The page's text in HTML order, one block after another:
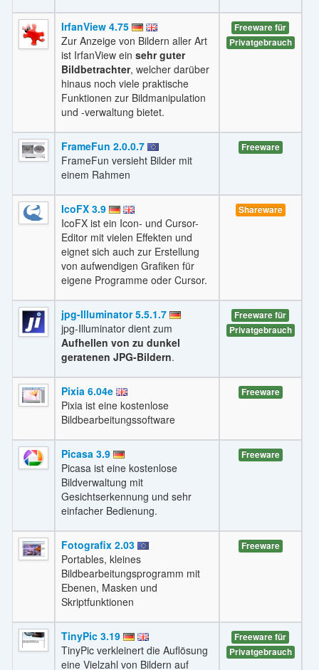
IrfanView 4.75
Zur Anzeige von Bildern aller Art
ist IrfanView ein sehr guter
Bildbetrachter, welcher darüber
hinaus noch viele praktische
Funktionen zur Bildmanipulation
und -verwaltung bietet.
Freeware für
Privatgebrauch
FrameFun 2.0.0.7
FrameFun versieht Bilder mit
einem Rahmen
Freeware
IcoFX 3.9
IcoFX ist ein Icon- und Cursor-
Editor mit vielen Effekten und
eignet sich auch zur Erstellung
von aufwendigen Grafiken für
eigene Programme oder Cursor.
Shareware
jpg-Illuminator 5.5.1.7
jpg-Illuminator dient zum
Aufhellen von zu dunkel
geratenen JPG-Bildern.
Freeware für
Privatgebrauch
Pixia 6.04e
Pixia ist eine kostenlose
Bildbearbeitungssoftware
Freeware
Picasa 3.9
Picasa ist eine kostenlose
Bildverwaltung mit
Gesichtserkennung und sehr
einfacher Bedienung.
Freeware
Fotografix 2.03
Portables, kleines
Bildbearbeitungsprogramm mit
Ebenen, Masken und
Skriptfunktionen
Freeware
TinyPic 3.19
TinyPic verkleinert die Auflösung
eine Vielzahl von Bildern auf
Freeware für
Privatgebrauch